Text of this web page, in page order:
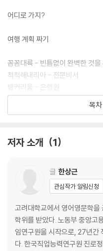
어디로 가지?
여행 계획 짜기
꼼꼼대륙 - 빈틈없이 완벽한 것을
척척해내리아 - 전문비서
뱅커리움 - 은행원
쥬얼리아 - 보석감정사
다음 비행기를 타기 전에 잠시 쉬
씩씩대륙 - 용기 있는 도전이 아름
왕모셔국 - 호텔리어
나라소개짱 - 외교관
부자될꼬아 - 펀드매니저
한표줘국 - 정치가
회의다맡아 - 컨벤션기획자
방송만드리아 - 방송PD
목
저자 소개 1
글 한상근
관심작가 알림신청
고려대학교에서 영어영문학
학위를 받았다. 노동부 중앙고
임연구원을 시작으로, 27년간
다. 한국직업능력연구원 진로